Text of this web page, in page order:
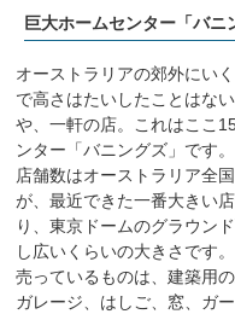
巨大ホームセンター「バニ
オーストラリアの郊外にい
で高さはたいしたことはな
や、一軒の店。これはここ
ンター「バニングズ」です。
店舗数はオーストラリア全
が、最近できた一番大きい
り、東京ドームのグラウン
し広いくらいの大きさです。
売っているものは、建築用
ガレージ、はしご、窓、ガ